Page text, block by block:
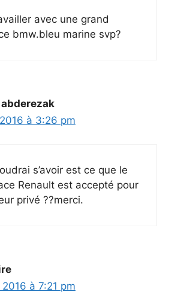
avec une grand
bmw.bleu marine svp?
à 3:26 pm
s’avoir est ce que le
Renault est accepté pour
privé ??merci.
à 7:21 pm